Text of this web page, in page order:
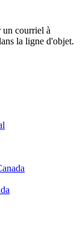
un courriel à
la ligne d'objet.